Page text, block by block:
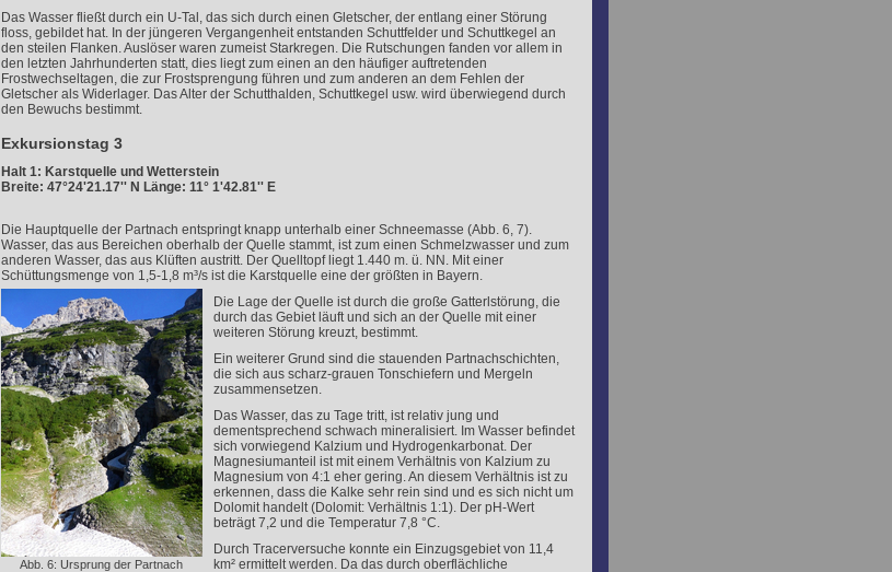
Das Wasser fließt durch ein U-Tal, das sich durch einen Gletscher, der entlang einer Störung
floss, gebildet hat. In der jüngeren Vergangenheit entstanden Schuttfelder und Schuttkegel an
den steilen Flanken. Auslöser waren zumeist Starkregen. Die Rutschungen fanden vor allem in
den letzten Jahrhunderten statt, dies liegt zum einen an den häufiger auftretenden
Frostwechseltagen, die zur Frostsprengung führen und zum anderen an dem Fehlen der
Gletscher als Widerlager. Das Alter der Schutthalden, Schuttkegel usw. wird überwiegend durch
den Bewuchs bestimmt.
Exkursionstag 3
Halt 1: Karstquelle und Wetterstein
Breite: 47°24'21.17'' N Länge: 11° 1'42.81'' E
Die Hauptquelle der Partnach entspringt knapp unterhalb einer Schneemasse (Abb. 6, 7).
Wasser, das aus Bereichen oberhalb der Quelle stammt, ist zum einen Schmelzwasser und zum
anderen Wasser, das aus Klüften austritt. Der Quelltopf liegt 1.440 m. ü. NN. Mit einer
Schüttungsmenge von 1,5-1,8 m³/s ist die Karstquelle eine der größten in Bayern.
Abb. 6: Ursprung der Partnach
Die Lage der Quelle ist durch die große Gatterlstörung, die
durch das Gebiet läuft und sich an der Quelle mit einer
weiteren Störung kreuzt, bestimmt.
Ein weiterer Grund sind die stauenden Partnachschichten,
die sich aus scharz-grauen Tonschiefern und Mergeln
zusammensetzen.
Das Wasser, das zu Tage tritt, ist relativ jung und
dementsprechend schwach mineralisiert. Im Wasser befindet
sich vorwiegend Kalzium und Hydrogenkarbonat. Der
Magnesiumanteil ist mit einem Verhältnis von Kalzium zu
Magnesium von 4:1 eher gering. An diesem Verhältnis ist zu
erkennen, dass die Kalke sehr rein sind und es sich nicht um
Dolomit handelt (Dolomit: Verhältnis 1:1). Der pH-Wert
beträgt 7,2 und die Temperatur 7,8 °C.
Durch Tracerversuche konnte ein Einzugsgebiet von 11,4
km² ermittelt werden. Da das durch oberflächliche